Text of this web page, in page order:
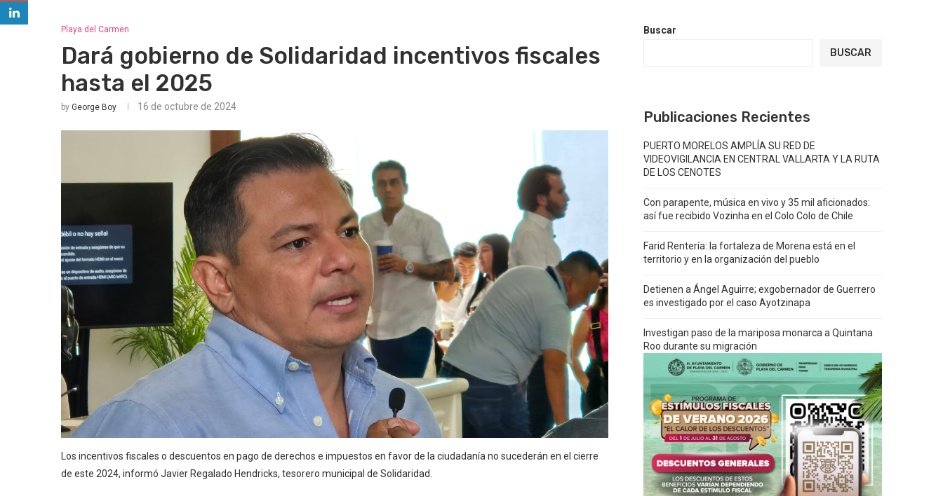
Playa del Carmen
Dará gobierno de Solidaridad incentivos fiscales
hasta el 2025
by George Boy 16 de octubre de 2024
Los incentivos fiscales o descuentos en pago de derechos e impuestos en favor de la ciudadanía no sucederán en el cierre
de este 2024, informó Javier Regalado Hendricks, tesorero municipal de Solidaridad.
Buscar
BUSCAR
Publicaciones Recientes
PUERTO MORELOS AMPLÍA SU RED DE
VIDEOVIGILANCIA EN CENTRAL VALLARTA Y LA RUTA
DE LOS CENOTES
Con parapente, música en vivo y 35 mil aficionados:
así fue recibido Vozinha en el Colo Colo de Chile
Farid Rentería: la fortaleza de Morena está en el
territorio y en la organización del pueblo
Detienen a Ángel Aguirre; exgobernador de Guerrero
es investigado por el caso Ayotzinapa
Investigan paso de la mariposa monarca a Quintana
Roo durante su migración